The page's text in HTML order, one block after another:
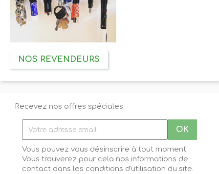
NOS REVENDEURS
Recevez nos offres spéciales
Vous pouvez vous désinscrire à tout moment.
Vous trouverez pour cela nos informations de
contact dans les conditions d'utilisation du site.